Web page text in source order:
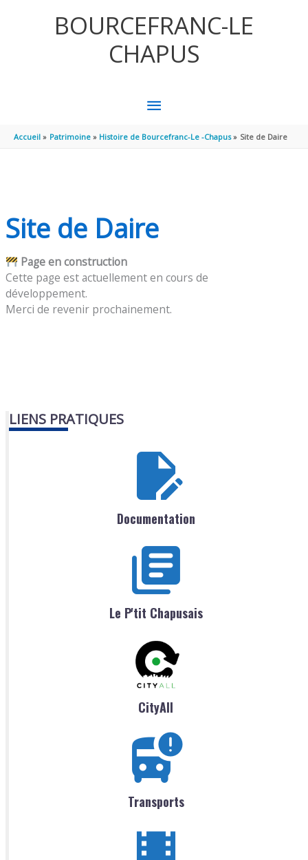
BOURCEFRANC-LE
CHAPUS
MENU
PRINCIPAL
Accueil Patrimoine Histoire de Bourcefranc-Le -Chapus Site de Daire
Site de Daire
Page en construction
Cette page est actuellement en cours de
développement.
Merci de revenir prochainement.
LIENS PRATIQUES
Documentation
Le P'tit Chapusais
CityAll
Transports